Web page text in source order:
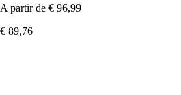
A partir de € 96,99
€ 89,76